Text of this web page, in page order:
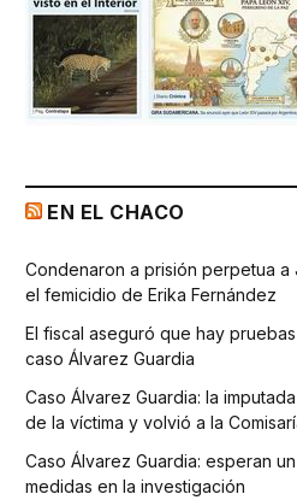
EN EL CHACO
Condenaron a prisión perpetua
el femicidio de Erika Fernández
El fiscal aseguró que hay
caso Álvarez Guardia
Caso Álvarez Guardia: la
de la víctima y volvió a la
Caso Álvarez Guardia: esperan
medidas en la investigación